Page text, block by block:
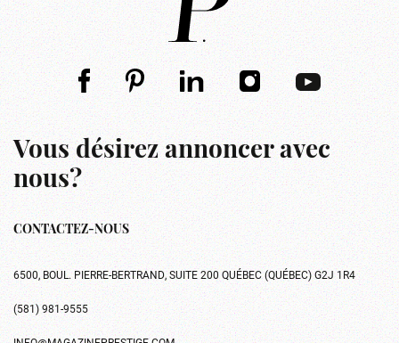
Vous désirez annoncer avec
nous?
CONTACTEZ-NOUS
6500, BOUL. PIERRE-BERTRAND, SUITE 200 QUÉBEC (QUÉBEC) G2J 1R4
(581) 981-9555